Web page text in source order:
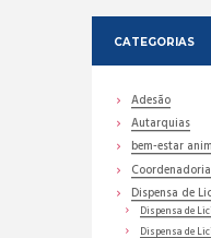
CATEGORIAS
Adesão
Autarquias
bem-estar
Dispensa de
Dispensa de
Dispensa de